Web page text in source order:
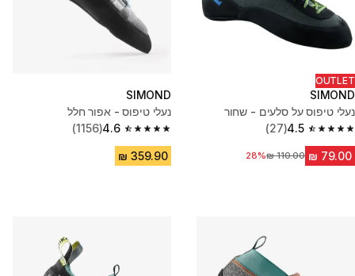
OUTLET
SIMOND
נעלי טיפוס על סלעים - שחור
4.5
4.5 out of 5 stars from 27 reviews
(27)
מחיר לפני הנחה‏110.00 ₪
28%
SIMOND
נעלי טיפוס - אפור חלל
4.6
4.6 out of 5 stars from 1156 reviews
(1156)